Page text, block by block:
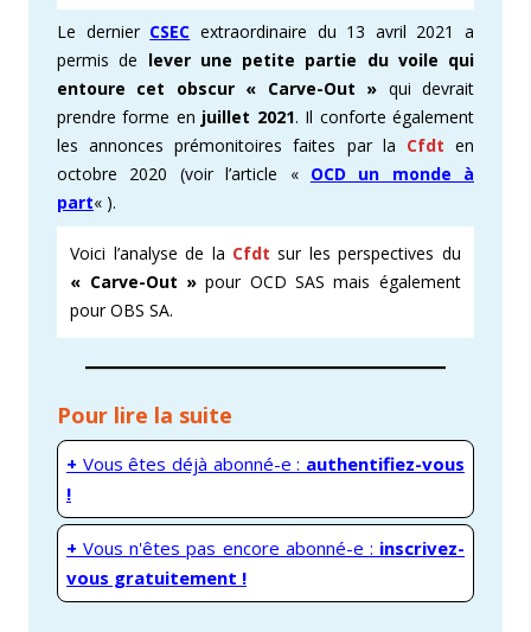
Le dernier CSEC extraordinaire du 13 avril 2021 a
permis de lever une petite partie du voile qui
entoure cet obscur « Carve-Out » qui devrait
prendre forme en juillet 2021. Il conforte également
les annonces prémonitoires faites par la Cfdten
octobre 2020 (voir l’article « OCD un monde à
part« ).
Voici l’analyse de la Cfdtsur les perspectives du
« Carve-Out »pour OCD SAS mais également
pour OBS SA.
Pour lire la suite
+ Vous êtes déjà abonné-e : authentifiez-vous
!
+ Vous n'êtes pas encore abonné-e : inscrivez-
vous gratuitement !